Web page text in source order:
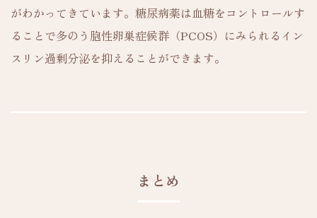
がわかってきています。糖尿病薬は血糖をコントロールす
ることで多のう胞性卵巣症候群（PCOS）にみられるイン
スリン過剰分泌を抑えることができます。
まとめ